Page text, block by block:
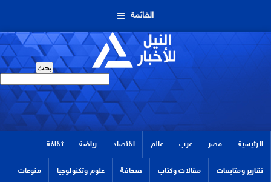
القائمة
الرئيسية مصر عرب عالم اقتصاد رياضة ثقافة
تقارير ومتابعات مقالات وكتاب صحافة علوم وتكنولوجيا منوعات